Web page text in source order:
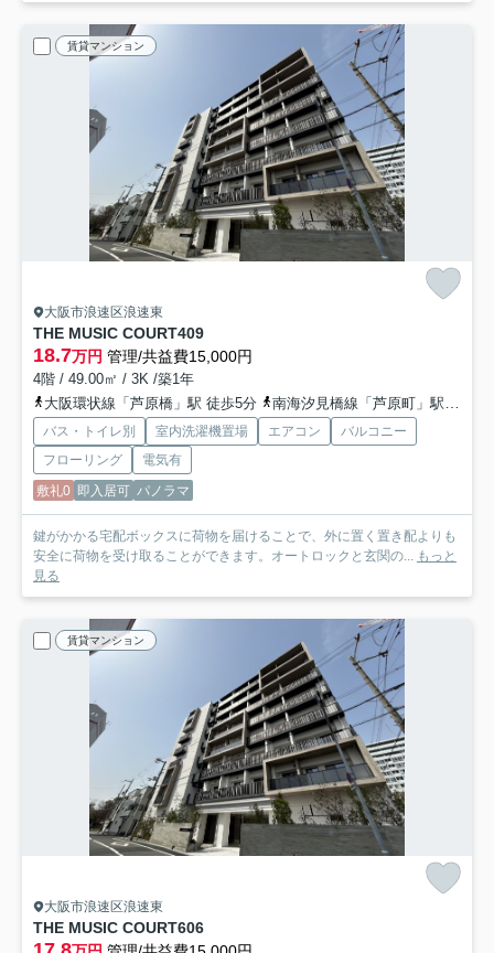
賃貸マンション
大阪市浪速区浪速東
THE MUSIC COURT409
18.7万円 管理/共益費15,000円
4階 / 49.00㎡ / 3K /築1年
大阪環状線「芦原橋」駅 徒歩5分
南海汐見橋線「芦原町」駅 徒歩8分
バス・トイレ別 室内洗濯機置場 エアコン
バルコニー
フローリング
電気有
敷礼0 即入居可 パノラマ
鍵がかかる宅配ボックスに荷物を届けることで、外に置く置き配よりも
安全に荷物を受け取ることができます。オートロックと玄関の... もっと
見る
賃貸マンション
大阪市浪速区浪速東
THE MUSIC COURT606